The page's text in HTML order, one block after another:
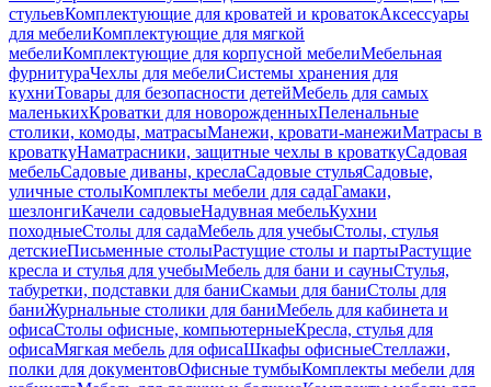
стульевКомплектующие для кроватей и кроватокАксессуары
для мебелиКомплектующие для мягкой
мебелиКомплектующие для корпусной мебелиМебельная
фурнитураЧехлы для мебелиСистемы хранения для
кухниТовары для безопасности детейМебель для самых
маленькихКроватки для новорожденныхПеленальные
столики, комоды, матрасыМанежи, кровати-манежиМатрасы в
кроваткуНаматрасники, защитные чехлы в кроваткуСадовая
мебельСадовые диваны, креслаСадовые стульяСадовые,
уличные столыКомплекты мебели для садаГамаки,
шезлонгиКачели садовыеНадувная мебельКухни
походныеСтолы для садаМебель для учебыСтолы, стулья
детскиеПисьменные столыРастущие столы и партыРастущие
кресла и стулья для учебыМебель для бани и сауныСтулья,
табуретки, подставки для баниСкамьи для баниСтолы для
баниЖурнальные столики для баниМебель для кабинета и
офисаСтолы офисные, компьютерныеКресла, стулья для
офисаМягкая мебель для офисаШкафы офисныеСтеллажи,
полки для документовОфисные тумбыКомплекты мебели для